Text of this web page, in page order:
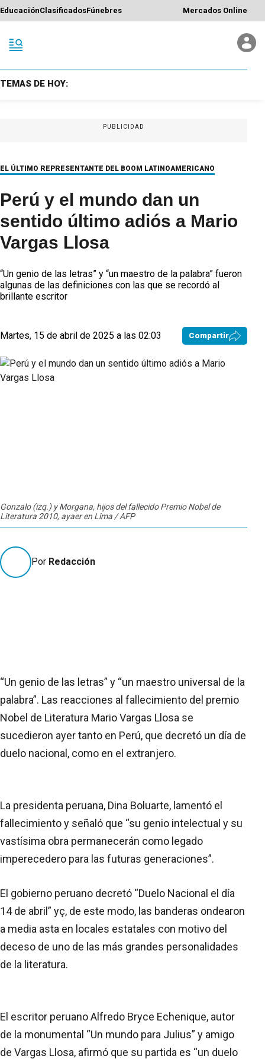
EducaciónClasificadosFúnebres Mercados Online
TEMAS DE HOY:
PUBLICIDAD
EL ÚLTIMO REPRESENTANTE DEL BOOM LATINOAMERICANO
Perú y el mundo dan un
sentido último adiós a Mario
Vargas Llosa
“Un genio de las letras” y “un maestro de la palabra” fueron
algunas de las definiciones con las que se recordó al
brillante escritor
Martes, 15 de abril de 2025 a las 02:03 Compartir
Gonzalo (izq.) y Morgana, hijos del fallecido Premio Nobel de
Literatura 2010, ayaer en Lima / AFP
Por Redacción
“Un genio de las letras” y “un maestro universal de la
palabra”. Las reacciones al fallecimiento del premio
Nobel de Literatura Mario Vargas Llosa se
sucedieron ayer tanto en Perú, que decretó un día de
duelo nacional, como en el extranjero.
La presidenta peruana, Dina Boluarte, lamentó el
fallecimiento y señaló que “su genio intelectual y su
vastísima obra permanecerán como legado
imperecedero para las futuras generaciones”.
El gobierno peruano decretó “Duelo Nacional el día
14 de abril” yç, de este modo, las banderas ondearon
a media asta en locales estatales con motivo del
deceso de uno de las más grandes personalidades
de la literatura.
El escritor peruano Alfredo Bryce Echenique, autor
de la monumental “Un mundo para Julius” y amigo
de Vargas Llosa, afirmó que su partida es “un duelo